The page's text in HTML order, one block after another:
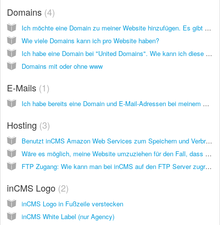
Domains 4
Ich möchte eine Domain zu meiner Website hinzufügen. Es gibt vier Möglichkeiten. Welche soll ich wählen?
Wie viele Domains kann ich pro Website haben?
Ich habe eine Domain bei "United Domains". Wie kann ich diese mit externen Nameservern zu meiner inCMS Seite hinzufügen?
Domains mit oder ohne www
E-Mails 1
Ich habe bereits eine Domain und E-Mail-Adressen bei meinem Hoster. Kann ich den E-Mail-Service von meinem Hoster weiter nutzen?
Hosting 3
Benutzt inCMS Amazon Web Services zum Speichern und Verbreiten der Webseiten? Kann meine Website hohem Traffic standhalten, ohne zu crashen?
Wäre es möglich, meine Website umzuziehen für den Fall, dass es SwissMadeMarketing eines Tages nicht mehr geben sollte?
FTP Zugang: Wie kann man bei inCMS auf den FTP Server zugreifen um Dateien hochzuladen, auf die man dann aus dem Inter zugreifen kann?
inCMS Logo 2
inCMS Logo in Fußzeile verstecken
inCMS White Label (nur Agency)